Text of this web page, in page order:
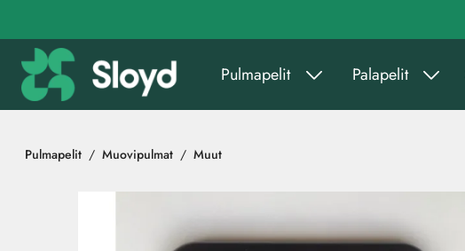
Pulmapelit Palapelit
Pulmapelit Muovipulmat Muut
Ohita kuvat